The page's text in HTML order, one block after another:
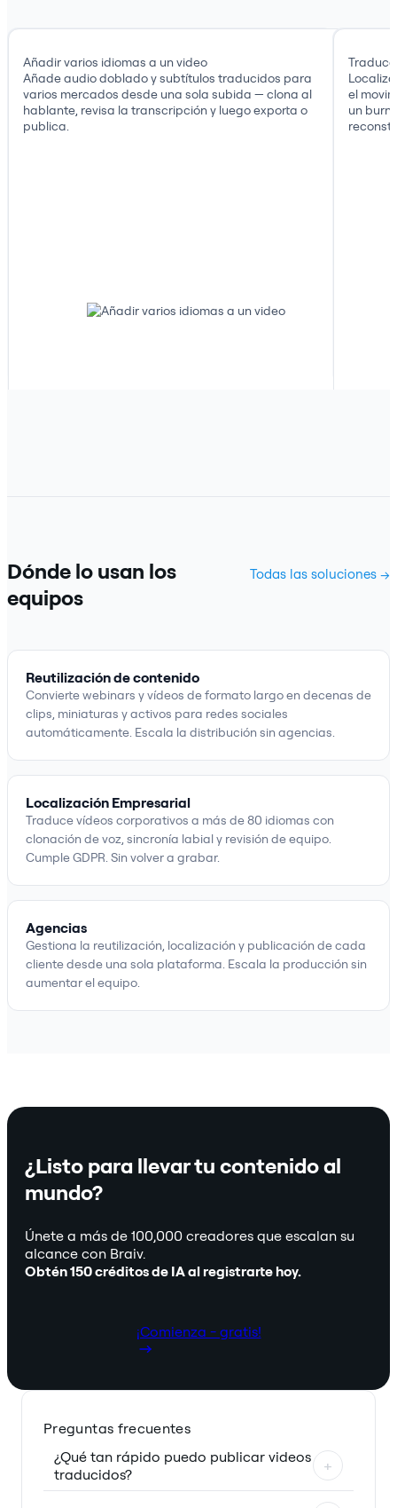
Añadir varios idiomas a un video
Añade audio doblado y subtítulos traducidos para
varios mercados desde una sola subida — clona al
hablante, revisa la transcripción y luego exporta o
publica.
el
un
Dónde lo usan los
equipos
Todas las soluciones →
Reutilización de contenido
Convierte webinars y vídeos de formato largo en decenas de
clips, miniaturas y activos para redes sociales
automáticamente. Escala la distribución sin agencias.
Localización Empresarial
Traduce vídeos corporativos a más de 80 idiomas con
clonación de voz, sincronía labial y revisión de equipo.
Cumple GDPR. Sin volver a grabar.
Agencias
Gestiona la reutilización, localización y publicación de cada
cliente desde una sola plataforma. Escala la producción sin
aumentar el equipo.
¿Listo para llevar tu contenido al
mundo?
Únete a más de 100,000 creadores que escalan su
alcance con Braiv.
Obtén 150 créditos de IA al registrarte hoy.
¡Comienza - gratis!
Preguntas frecuentes
¿Qué tan rápido puedo publicar videos
traducidos?
+